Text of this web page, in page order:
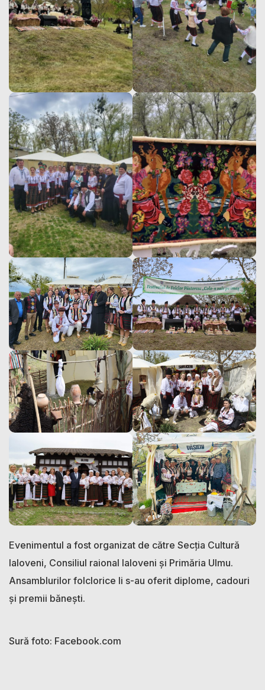
Evenimentul a fost organizat de către Secția Cultură
Ialoveni, Consiliul raional Ialoveni și Primăria Ulmu.
Ansamblurilor folclorice li s-au oferit diplome, cadouri
și premii bănești.
Sură foto: Facebook.com